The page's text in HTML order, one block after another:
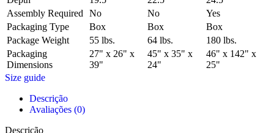
Assembly Required
No No
Yes
Packaging Type
Box Box
Box
Package Weight
55 lbs. 64 lbs.
180 lbs.
Packaging
Dimensions
27" x 26" x
39"
45" x 35" x
24"
46" x 142" x
25"
Size guide
Descrição
Avaliações (0)
Descrição